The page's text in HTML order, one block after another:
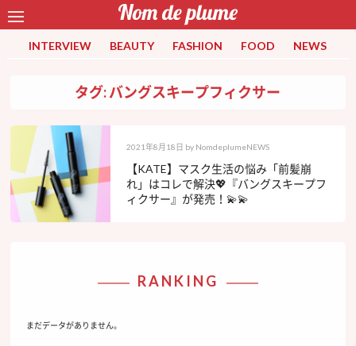
INTERVIEW BEAUTY FASHION FOOD NEWS
タグ: バングスキープフィクサー
2021年8月18日 by NomdeplumeNEWS
【KATE】マスク生活の悩み「前髪崩
れ」はコレで解決💖『バングスキープフ
ィクサー』が発売！💫💫
RANKING
まだデータがありません。